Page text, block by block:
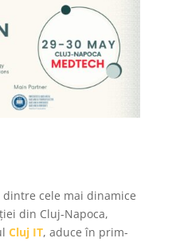
cele mai dinamice
din Cluj-Napoca,
Cluj IT, aduce în prim-